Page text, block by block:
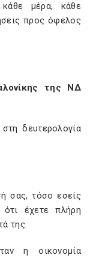
κάθε μέρα, κάθε
προς όφελος
της ΝΔ
δευτερολογία
σας, τόσο εσείς
έχετε πλήρη
της.
η οικονομία